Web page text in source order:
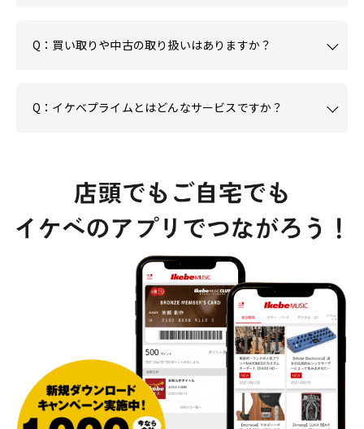
Q：買い取りや中古の取り扱いはありますか？
Q：イケベプライムとはどんなサービスですか？